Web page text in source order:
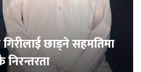
छाड्ने सहमतिमा